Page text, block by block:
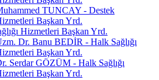
TUNCAY - Destek
Başkan Yrd.
Hizmetleri Başkan Yrd.
Dr. Banu BEDİR - Halk Sağlığı
Başkan Yrd.
Serdar GÖZÜM - Halk Sağlığı
Başkan Yrd.